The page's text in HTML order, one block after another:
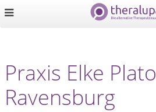
Praxis Elke Plato
Ravensburg